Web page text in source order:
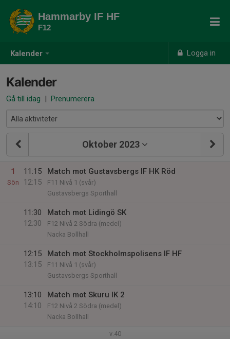
Kalender Logga in
Hammarby IF HF
F12
Kalender
Gå till idag | Prenumerera
Oktober 2023
1
Sön
11:15
12:15
Match mot Gustavsbergs IF HK Röd
F11 Nivå 1 (svår)
Gustavsbergs Sporthall
11:30
12:30
Match mot Lidingö SK
F12 Nivå 2 Södra (medel)
Nacka Bollhall
12:15
13:15
Match mot Stockholmspolisens IF HF
F11 Nivå 1 (svår)
Gustavsbergs Sporthall
13:10
14:10
Match mot Skuru IK 2
F12 Nivå 2 Södra (medel)
Nacka Bollhall
v.40